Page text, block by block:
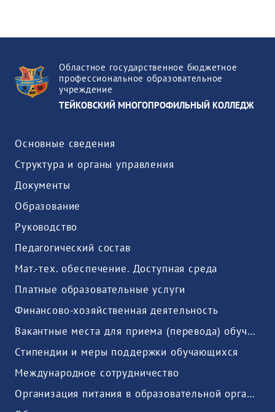
Областное государственное бюджетное
профессиональное образовательное
учреждение
ТЕЙКОВСКИЙ МНОГОПРОФИЛЬНЫЙ КОЛЛЕДЖ
Основные сведения
Структура и органы управления
Документы
Образование
Руководство
Педагогический состав
Мат.-тех. обеспечение. Доступная среда
Платные образовательные услуги
Финансово-хозяйственная деятельность
Вакантные места для приема (перевода) обучающихся
Стипендии и меры поддержки обучающихся
Международное сотрудничество
Организация питания в образовательной организации